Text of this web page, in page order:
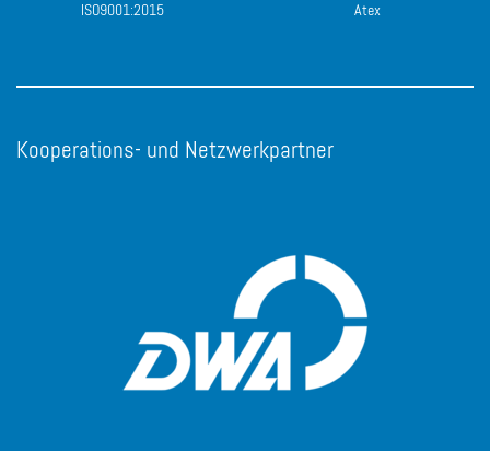
ISO9001:2015 Atex
Kooperations- und Netzwerkpartner